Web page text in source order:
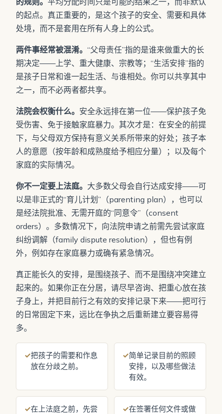
的起点。真正重要的，是这个孩子的安全、需要和具体
处境，而不是套用在所有人身上的公式。
两件事经常被混淆。 “父母责任”指的是谁来做重大的长
期决定——上学、重大健康、宗教等；“生活安排”指的
是孩子日常和谁一起生活、与谁相处。你可以共享其中
之一，而不必两者都共享。
法院会权衡什么。 安全永远排在第一位——保护孩子免
受伤害、免于接触家庭暴力。其次才是：在安全的前提
下，与父母双方保持有意义关系所带来的好处；孩子本
人的意愿（按年龄和成熟度给予相应分量）；以及每个
家庭的实际情况。
你不一定要上法庭。 大多数父母会自行达成安排——可
以是非正式的“育儿计划”（parenting plan），也可以
是经法院批准、无需开庭的“同意令”（consent
orders）。多数情况下，向法院申请之前需先尝试家庭
纠纷调解（family dispute resolution），但也有例
外，例如存在家庭暴力或确有紧急情况。
真正能长久的安排，是围绕孩子、而不是围绕冲突建立
起来的。如果你正在分居，请尽早咨询、把重心放在孩
子身上，并把目前行之有效的安排记录下来——把可行
的日常固定下来，远比在争执之后重新建立要容易得
多。
✓把孩子的需要和作息
放在分歧之前。
✓简单记录目前的照顾
安排，以及哪些做法
有效。
✓在上法庭之前，先尝
✓在签署任何文件或做